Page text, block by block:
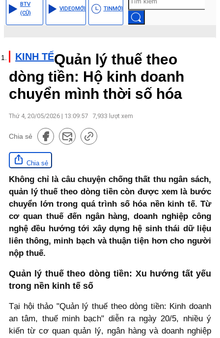
BTV
(CŨ)
VIDEOMỚI TINMỚI
KINH TẾQuản lý thuế theo
dòng tiền: Hộ kinh doanh
chuyển mình thời số hóa
Thứ 4, 20/05/2026 | 13:09:57 7,933 lượt xem
Chia sẻ
Chia sẻ
Không chỉ là câu chuyện chống thất thu ngân sách,
quản lý thuế theo dòng tiền còn được xem là bước
chuyển lớn trong quá trình số hóa nền kinh tế. Từ
cơ quan thuế đến ngân hàng, doanh nghiệp công
nghệ đều hướng tới xây dựng hệ sinh thái dữ liệu
liên thông, minh bạch và thuận tiện hơn cho người
nộp thuế.
Quản lý thuế theo dòng tiền: Xu hướng tất yếu
trong nền kinh tế số
Tại hội thảo "Quản lý thuế theo dòng tiền: Kinh doanh
an tâm, thuế minh bạch" diễn ra ngày 20/5, nhiều ý
kiến từ cơ quan quản lý, ngân hàng và doanh nghiệp